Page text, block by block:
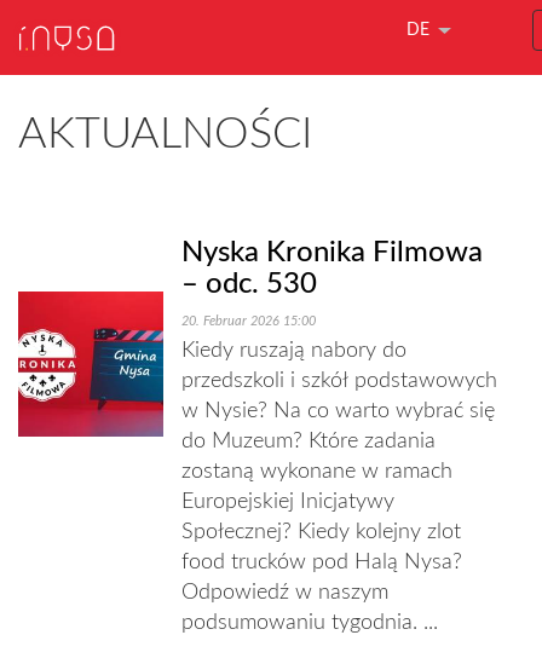
DE
AKTUALNOŚCI
Nyska Kronika Filmowa
– odc. 530
20. Februar 2026 15:00
Kiedy ruszają nabory do
przedszkoli i szkół podstawowych
w Nysie? Na co warto wybrać się
do Muzeum? Które zadania
zostaną wykonane w ramach
Europejskiej Inicjatywy
Społecznej? Kiedy kolejny zlot
food trucków pod Halą Nysa?
Odpowiedź w naszym
podsumowaniu tygodnia. ...